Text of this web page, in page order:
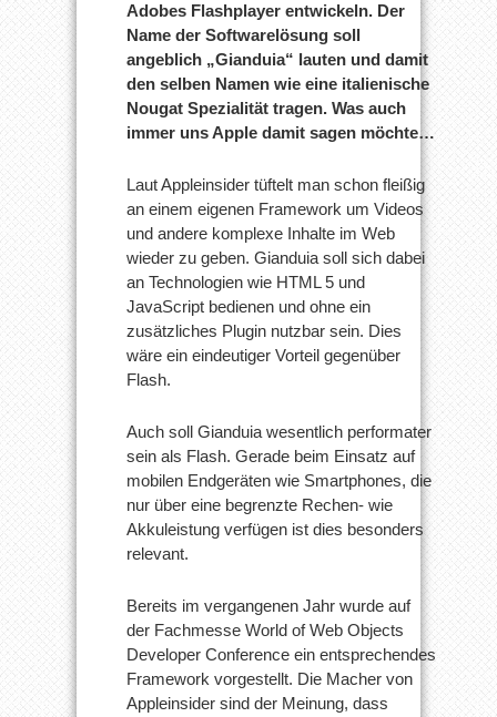
Adobes Flashplayer entwickeln. Der
Name der Softwarelösung soll
angeblich „Gianduia“ lauten und damit
den selben Namen wie eine italienische
Nougat Spezialität tragen. Was auch
immer uns Apple damit sagen möchte…
Laut Appleinsider tüftelt man schon fleißig
an einem eigenen Framework um Videos
und andere komplexe Inhalte im Web
wieder zu geben. Gianduia soll sich dabei
an Technologien wie HTML 5 und
JavaScript bedienen und ohne ein
zusätzliches Plugin nutzbar sein. Dies
wäre ein eindeutiger Vorteil gegenüber
Flash.
Auch soll Gianduia wesentlich performater
sein als Flash. Gerade beim Einsatz auf
mobilen Endgeräten wie Smartphones, die
nur über eine begrenzte Rechen- wie
Akkuleistung verfügen ist dies besonders
relevant.
Bereits im vergangenen Jahr wurde auf
der Fachmesse World of Web Objects
Developer Conference ein entsprechendes
Framework vorgestellt. Die Macher von
Appleinsider sind der Meinung, dass